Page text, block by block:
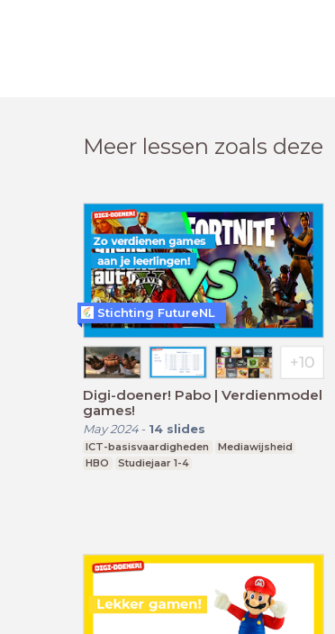
Meer lessen zoals deze
Digi-doener! Pabo | Verdienmodel
games!
May 2024- 14 slides
ICT-basisvaardigheden
Mediawijsheid
HBO
Studiejaar 1-4
Stichting FutureNL